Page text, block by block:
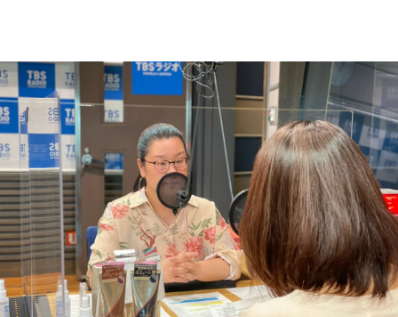
お知らせ
イベント・グッズ
YouTube
会社情報